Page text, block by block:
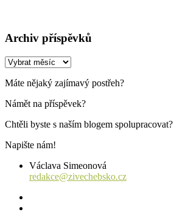
Archiv příspěvků
Archiv
Máte nějaký zajímavý postřeh?
Námět na příspěvek?
Chtěli byste s naším blogem spolupracovat?
Napište nám!
Václava Simeonová
redakce@zivechebsko.cz